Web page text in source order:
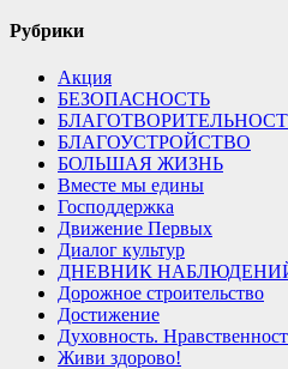
Рубрики
Акция
БЕЗОПАСНОСТЬ
БЛАГОУСТРОЙСТВО
БОЛЬШАЯ ЖИЗНЬ
Вместе мы едины
Господдержка
Движение Первых
Диалог культур
ДНЕВНИК
Дорожное строительство
Достижение
Духовность.
Живи здорово!